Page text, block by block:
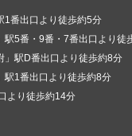
1番出口より徒歩約5分
駅5番・9番・7番出口より徒
」駅D番出口より徒歩約8分
駅1番出口より徒歩約8分
より徒歩約14分